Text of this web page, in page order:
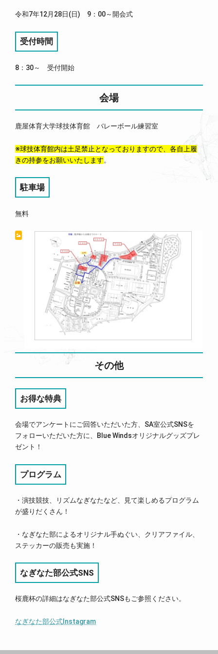
令和7年12月28日(日) 9：00～開会式
受付時間
8：30～ 受付開始
会場
鹿屋体育大学球技体育館 バレーボール練習室
※球技体育館内は土足禁止となっておりますので、各自上履
きの持参をお願いいたします。
駐車場
無料
その他
お得な特典
会場でアンケートにご回答いただいた方、SA室公式SNSを
フォローいただいた方に、Blue Windsオリジナルグッズプレ
ゼント！
プログラム
・演技競技、リズムなぎなたなど、見て楽しめるプログラム
が盛りだくさん！
・なぎなた部によるオリジナル手ぬぐい、クリアファイル、
ステッカーの販売も実施！
なぎなた部公式SNS
桜鹿杯の詳細はなぎなた部公式SNSもご参照ください。
なぎなた部公式Instagram